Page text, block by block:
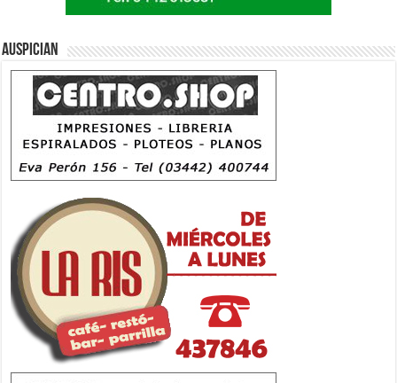
Auspician